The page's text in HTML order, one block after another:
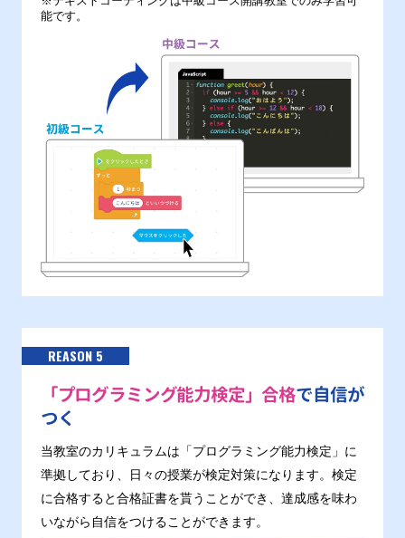
能です。
REASON 5
「プログラミング能力検定」合格で自信が
つく
当教室のカリキュラムは「プログラミング能力検定」に
準拠しており、日々の授業が検定対策になります。検定
に合格すると合格証書を貰うことができ、達成感を味わ
いながら自信をつけることができます。